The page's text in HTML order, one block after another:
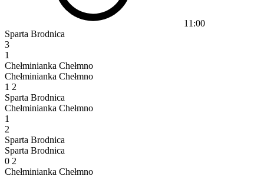
11:00
Sparta Brodnica
3
1
Chełminianka Chełmno
Chełminianka Chełmno
1 2
Sparta Brodnica
Chełminianka Chełmno
1
2
Sparta Brodnica
Sparta Brodnica
0 2
Chełminianka Chełmno